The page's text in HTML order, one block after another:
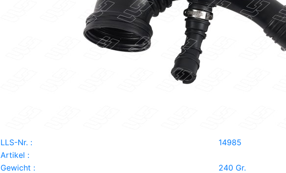
LLS-Nr. :
14985
Artikel :
Gewicht :
240 Gr.